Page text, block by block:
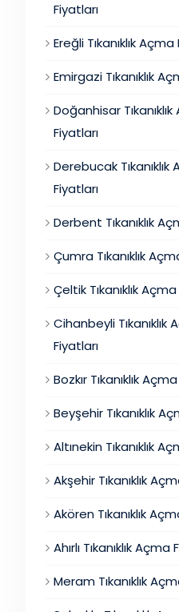
Fiyatları
Ereğli Tıkanıklık
Emirgazi Tıkanıklık
Doğanhisar
Fiyatları
Derebucak
Fiyatları
Derbent Tıkanıklık
Çumra Tıkanıklık
Çeltik Tıkanıklık
Cihanbeyli Tıkanıklık
Fiyatları
Bozkır Tıkanıklık
Beyşehir Tıkanıklık
Altınekin Tıkanıklık
Akşehir Tıkanıklık
Akören Tıkanıklık
Ahırlı Tıkanıklık
Meram Tıkanıklık